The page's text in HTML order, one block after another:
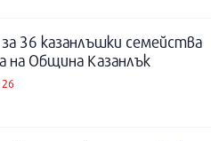
36 казанлъшки семейства
на Община Казанлък
26